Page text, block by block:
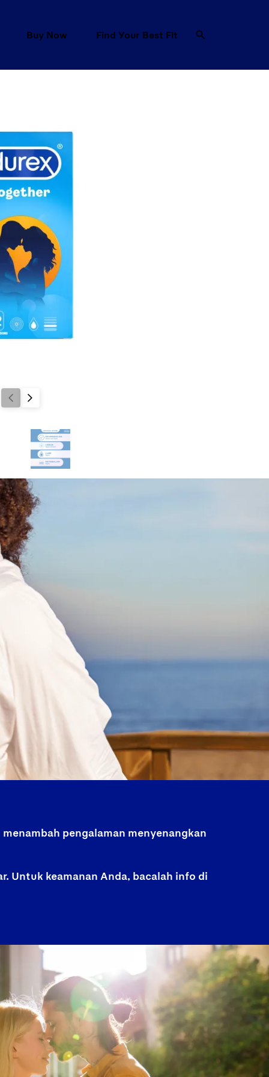
Explore Sex
Buy Now Find Your Best Fit
pengalaman menyenangkan
Untuk keamanan Anda, bacalah info di